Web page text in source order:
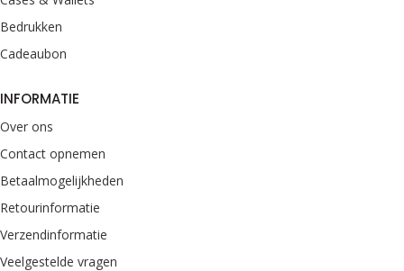
Bedrukken
Cadeaubon
INFORMATIE
Over ons
Contact opnemen
Betaalmogelijkheden
Retourinformatie
Verzendinformatie
Veelgestelde vragen